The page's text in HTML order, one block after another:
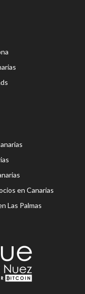
en Canarias
Las Palmas